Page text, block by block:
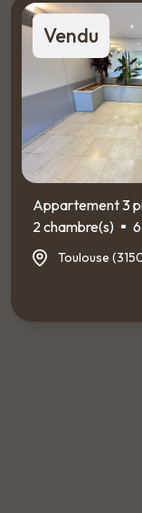
Vendu
Appartement 3
2 chambre(s)
Toulouse